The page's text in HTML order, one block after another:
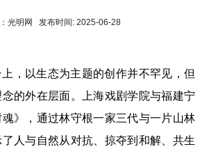
光明网 发布时间: 2025-06-28
，以生态为主题的创作并不罕见，但
的外在层面。上海戏剧学院与福建宁
》，通过林守根一家三代与一片山林
人与自然从对抗、掠夺到和解、共生